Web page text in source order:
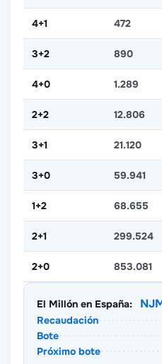
4+1 472
3+2 890
4+0 1.289
2+2 12.806
3+1 21.120
3+0 59.941
1+2 68.655
2+1 299.524
2+0 853.081
El Millón en España:
Recaudación
Bote
Próximo bote